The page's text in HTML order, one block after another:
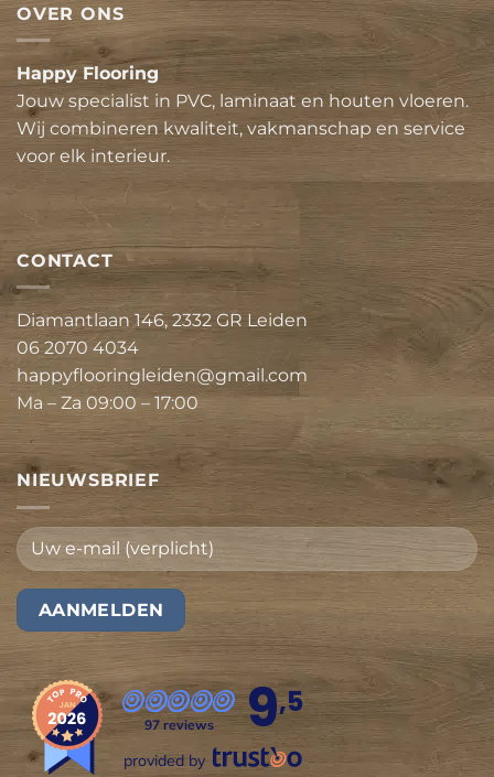
OVER ONS
Happy Flooring
Jouw specialist in PVC, laminaat en houten vloeren.
Wij combineren kwaliteit, vakmanschap en service
voor elk interieur.
CONTACT
Diamantlaan 146, 2332 GR Leiden
06 2070 4034
happyflooringleiden@gmail.com
Ma – Za 09:00 – 17:00
NIEUWSBRIEF
97 reviews 9,5
provided by